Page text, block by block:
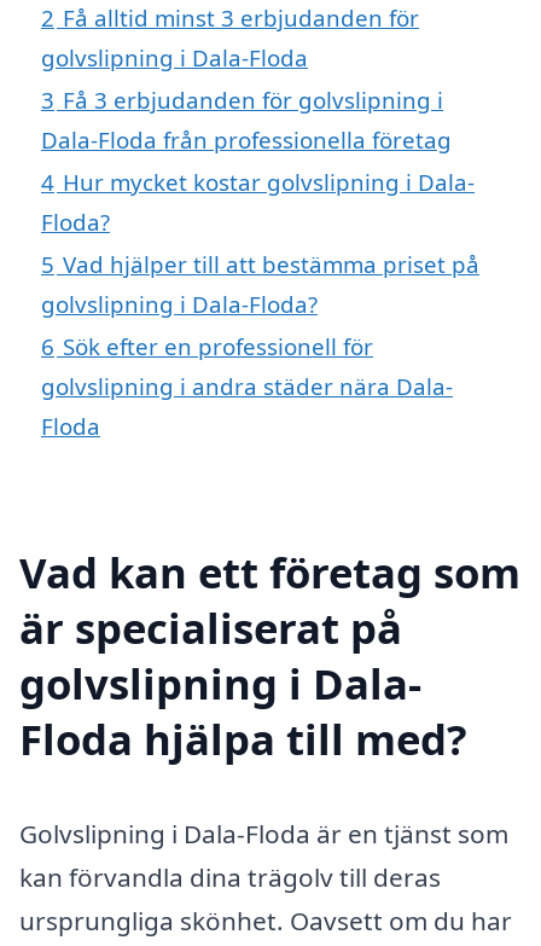
2 Få alltid minst 3 erbjudanden för
golvslipning i Dala-Floda
3 Få 3 erbjudanden för golvslipning i
Dala-Floda från professionella företag
4 Hur mycket kostar golvslipning i Dala-
Floda?
5 Vad hjälper till att bestämma priset på
golvslipning i Dala-Floda?
6 Sök efter en professionell för
golvslipning i andra städer nära Dala-
Floda
Vad kan ett företag som
är specialiserat på
golvslipning i Dala-
Floda hjälpa till med?
Golvslipning i Dala-Floda är en tjänst som
kan förvandla dina trägolv till deras
ursprungliga skönhet. Oavsett om du har